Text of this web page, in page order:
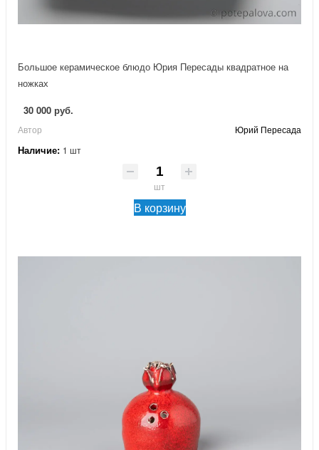
Большое керамическое блюдо Юрия Пересады квадратное на
ножках
30 000 руб.
Автор Юрий Пересада
Наличие: 1 шт
шт
В корзину